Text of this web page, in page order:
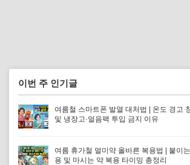
이번 주 인기글
여름철 스마트폰 발열 대처법 | 온도 경고
및 냉장고·얼음팩 투입 금지 이유
여름 휴가철 멀미약 올바른 복용법 | 붙이
용 및 마시는 약 복용 타이밍 총정리